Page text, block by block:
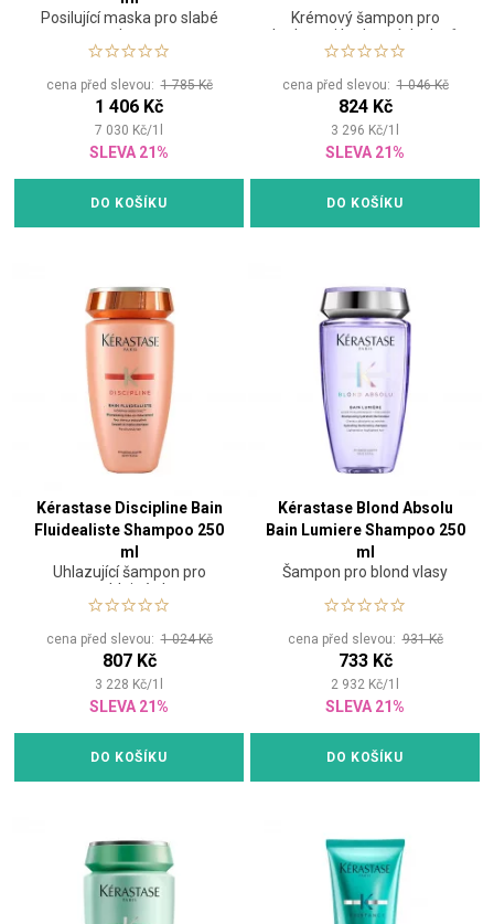
Posilující maska pro slabé
vlasy
cena před slevou:1 785 Kč
1 406 Kč
7 030 Kč/1
SLEVA 21%
DO KOŠÍKU
Krémový šampon pro
hydrataci kudrnatých vlasů
cena před slevou:1 046 Kč
824 Kč
3 296 Kč/1
SLEVA 21%
DO KOŠÍKU
Kérastase Discipline Bain
Fluidealiste Shampoo 250
ml
Uhlazující šampon pro
nepoddajné vlasy
cena před slevou:1 024 Kč
807 Kč
3 228 Kč/1
SLEVA 21%
DO KOŠÍKU
Kérastase Blond Absolu
Bain Lumiere Shampoo 250
ml
Šampon pro blond vlasy
cena před slevou:931 Kč
733 Kč
2 932 Kč/1
SLEVA 21%
DO KOŠÍKU